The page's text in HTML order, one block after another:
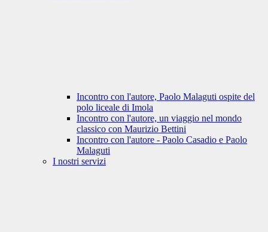
Incontro con l'autore, Paolo Malaguti ospite del
polo liceale di Imola
Incontro con l'autore, un viaggio nel mondo
classico con Maurizio Bettini
Incontro con l'autore - Paolo Casadio e Paolo
Malaguti
I nostri servizi